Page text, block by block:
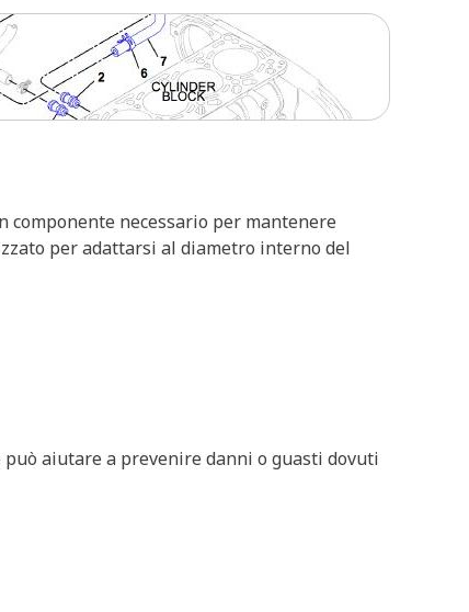
necessario per mantenere
per adattarsi al diametro interno del
aiutare a prevenire danni o guasti dovuti